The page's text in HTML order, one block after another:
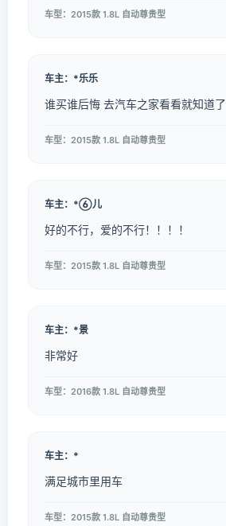
车型：2015款 1.8L 自动尊贵型
车主：*乐乐
谁买谁后悔 去汽车之家看看就知道了
车型：2015款 1.8L 自动尊贵型
车主：*儿
好的不行，爱的不行！！！！
车型：2015款 1.8L 自动尊贵型
车主：*景
非常好
车型：2016款 1.8L 自动尊贵型
车主：*
满足城市里用车
车型：2015款 1.8L 自动尊贵型